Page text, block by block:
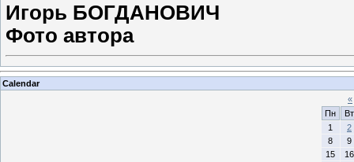
Игорь БОГДАНОВИЧ
Фото автора
Calendar
«
Пн
Вт
1
2
8
9
15
16